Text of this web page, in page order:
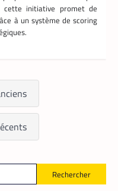
cette initiative promet de
à un système de scoring
Rechercher
peuvent
leur course
et aux
et d’un